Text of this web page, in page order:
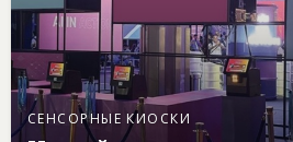
СЕНСОРНЫЕ КИОСКИ